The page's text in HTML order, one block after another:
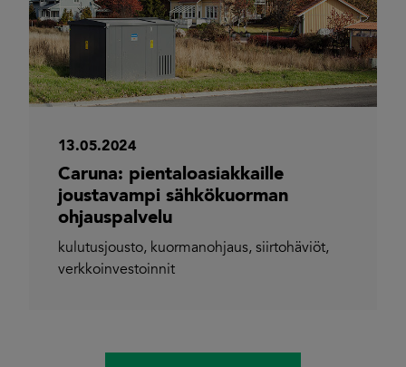
13.05.2024
Caruna: pientaloasiakkaille
joustavampi sähkökuorman
ohjauspalvelu
kulutusjousto, kuormanohjaus, siirtohäviöt,
verkkoinvestoinnit